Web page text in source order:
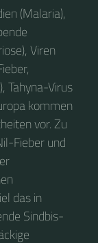
(Malaria),
Viren
Tahyna-Virus
kommen
vor. Zu
Fieber und
das in
Sindbis-